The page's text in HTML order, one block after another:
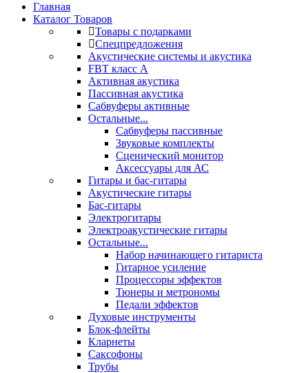
Главная
Каталог Товаров
Товары с подарками
Спецпредложения
Акустические системы и акустика
FBT класс А
Активная акустика
Пассивная акустика
Сабвуферы активные
Остальные...
Сабвуферы пассивные
Звуковые комплекты
Сценический монитор
Аксессуары для АС
Гитары и бас-гитары
Акустические гитары
Бас-гитары
Электрогитары
Электроакустические гитары
Остальные...
Набор начинающего гитариста
Гитарное усиление
Процессоры эффектов
Тюнеры и метрономы
Педали эффектов
Духовые инструменты
Блок-флейты
Кларнеты
Саксофоны
Трубы